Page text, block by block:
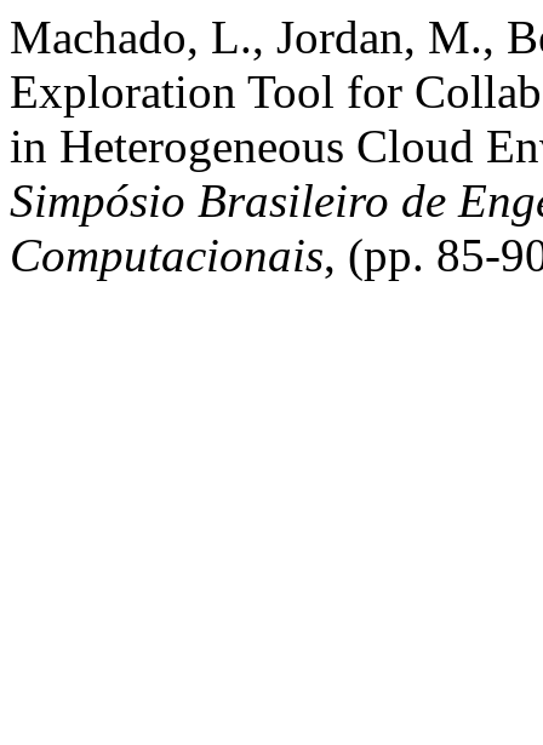
Machado, L., Jordan, M.,
Exploration Tool for
in Heterogeneous Cloud
Simpósio Brasileiro de
Computacionais, (pp. 85-